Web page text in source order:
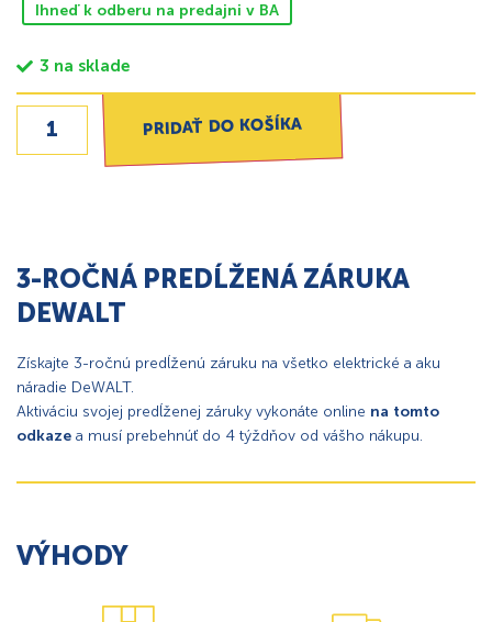
Ihneď k odberu na predajni v BA
3 na sklade
PRIDAŤ DO KOŠÍKA
3-ROČNÁ PREDĹŽENÁ ZÁRUKA
DEWALT
Získajte 3-ročnú predĺženú záruku na všetko elektrické a aku
náradie DeWALT.
Aktiváciu svojej predĺženej záruky vykonáte online na tomto
odkaze a musí prebehnúť do 4 týždňov od vášho nákupu.
VÝHODY